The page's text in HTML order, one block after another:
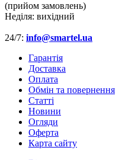
(прийом замовлень)
Неділя: вихідний
24/7: info@smartel.ua
Гарантія
Доставка
Оплата
Обмін та повернення
Cтатті
Новини
Огляди
Оферта
Карта сайту